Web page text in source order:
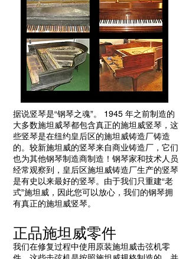
据说竖琴是“钢琴之魂”。 1945 年之前制造的
大多数施坦威琴都包含真正的施坦威竖琴，这
些竖琴是在纽约皇后区的施坦威铸造厂铸造
的。较新施坦威的竖琴来自商业铸造厂，它们
也为其他钢琴制造商制造！钢琴家和技术人员
经常观察到，皇后区施坦威铸造厂生产的竖琴
是有史以来最好的竖琴。由于我们只重建“老
式”施坦威，因此您可以放心，我们的钢琴拥
有真正的施坦威竖琴。
正品施坦威零件
我们在修复过程中使用原装施坦威击弦机零